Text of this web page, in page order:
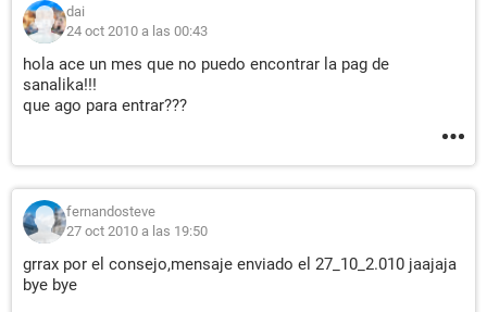
dai
24 oct 2010 a las 00:43
hola ace un mes que no puedo encontrar la pag de
sanalika!!!
que ago para entrar???
fernandosteve
27 oct 2010 a las 19:50
grrax por el consejo,mensaje enviado el 27_10_2.010 jaajaja
bye bye